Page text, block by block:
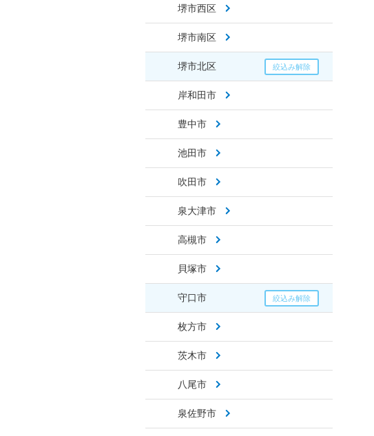
堺市西区
堺市南区
堺市北区
岸和田市
豊中市
池田市
吹田市
泉大津市
高槻市
貝塚市
守口市
枚方市
茨木市
八尾市
泉佐野市